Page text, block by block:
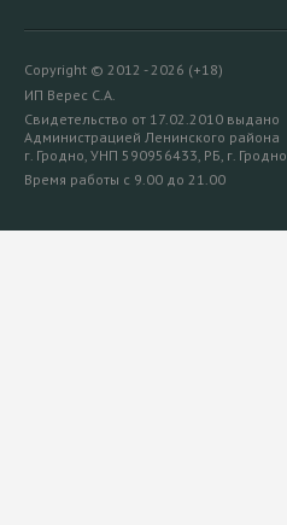
Copyright © 2012 - 2026 (+18)
ИП Верес С.А.
Свидетельство от 17.02.2010 выдано
Администрацией Ленинского района
г. Гродно, УНП 590956433, РБ, г. Гродно
Время работы с 9.00 до 21.00